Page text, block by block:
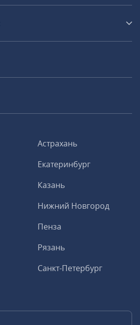
Астрахань
Екатеринбург
Казань
Нижний Новгород
Пенза
Рязань
Санкт-Петербург